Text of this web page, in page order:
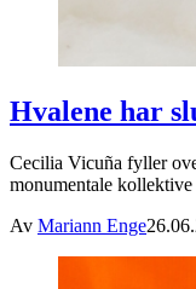
Hvalene har
Cecilia Vicuña fyller
monumentale
Av Mariann Enge